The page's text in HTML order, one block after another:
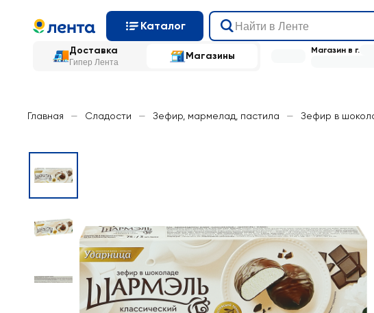
Каталог
Доставка
Гипер Лента
Магазины Магазин в г.
Главная — Сладости — Зефир, мармелад, пастила — Зефир в